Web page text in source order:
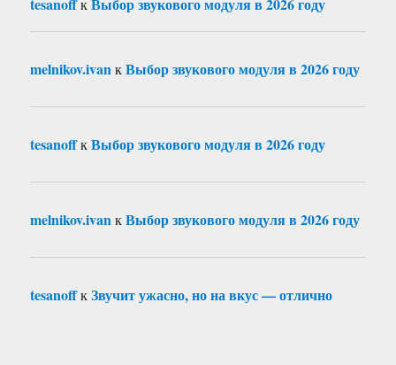
к
melnikov.ivanкВыбор звукового модуля в 2026 году
tesanoffкВыбор звукового модуля в 2026 году
melnikov.ivanкВыбор звукового модуля в 2026 году
tesanoffкЗвучит ужасно, но на вкус — отлично